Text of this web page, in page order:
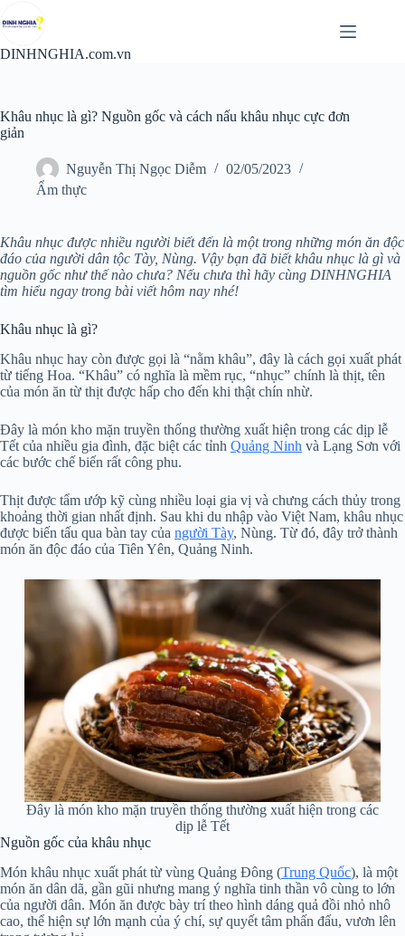
đến
nội
DINHNGHIA.com.vn
Khâu nhục là gì? Nguồn gốc và cách nấu khâu nhục cực đơn
giản
Nguyễn Thị Ngọc Diễm
02/05/2023
Ẩm thực
Khâu nhục được nhiều người biết đến là một trong những món ăn độc
đáo của người dân tộc Tày, Nùng. Vậy bạn đã biết khâu nhục là gì và
nguồn gốc như thế nào chưa? Nếu chưa thì hãy cùng DINHNGHIA
tìm hiểu ngay trong bài viết hôm nay nhé!
Khâu nhục là gì?
Khâu nhục hay còn được gọi là “nằm khâu”, đây là cách gọi xuất phát
từ tiếng Hoa. “Khâu” có nghĩa là mềm rục, “nhục” chính là thịt, tên
của món ăn từ thịt được hấp cho đến khi thật chín nhừ.
Đây là món kho mặn truyền thống thường xuất hiện trong các dịp lễ
Tết của nhiều gia đình, đặc biệt các tỉnh Quảng Ninh và Lạng Sơn với
các bước chế biến rất công phu.
Thịt được tẩm ướp kỹ cùng nhiều loại gia vị và chưng cách thủy trong
khoảng thời gian nhất định. Sau khi du nhập vào Việt Nam, khâu nhục
được biến tấu qua bàn tay của người Tày, Nùng. Từ đó, đây trở thành
món ăn độc đáo của Tiên Yên, Quảng Ninh.
Đây là món kho mặn truyền thống thường xuất hiện trong các
dịp lễ Tết
Nguồn gốc của khâu nhục
Món khâu nhục xuất phát từ vùng Quảng Đông (Trung Quốc), là một
món ăn dân dã, gần gũi nhưng mang ý nghĩa tinh thần vô cùng to lớn
của người dân. Món ăn được bày trí theo hình dáng quả đồi nhỏ nhô
cao, thể hiện sự lớn mạnh của ý chí, sự quyết tâm phấn đấu, vươn lên